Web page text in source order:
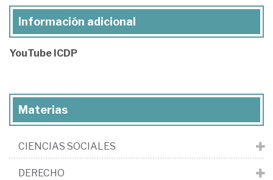
Información adicional
YouTube ICDP
Materias
CIENCIAS SOCIALES
DERECHO